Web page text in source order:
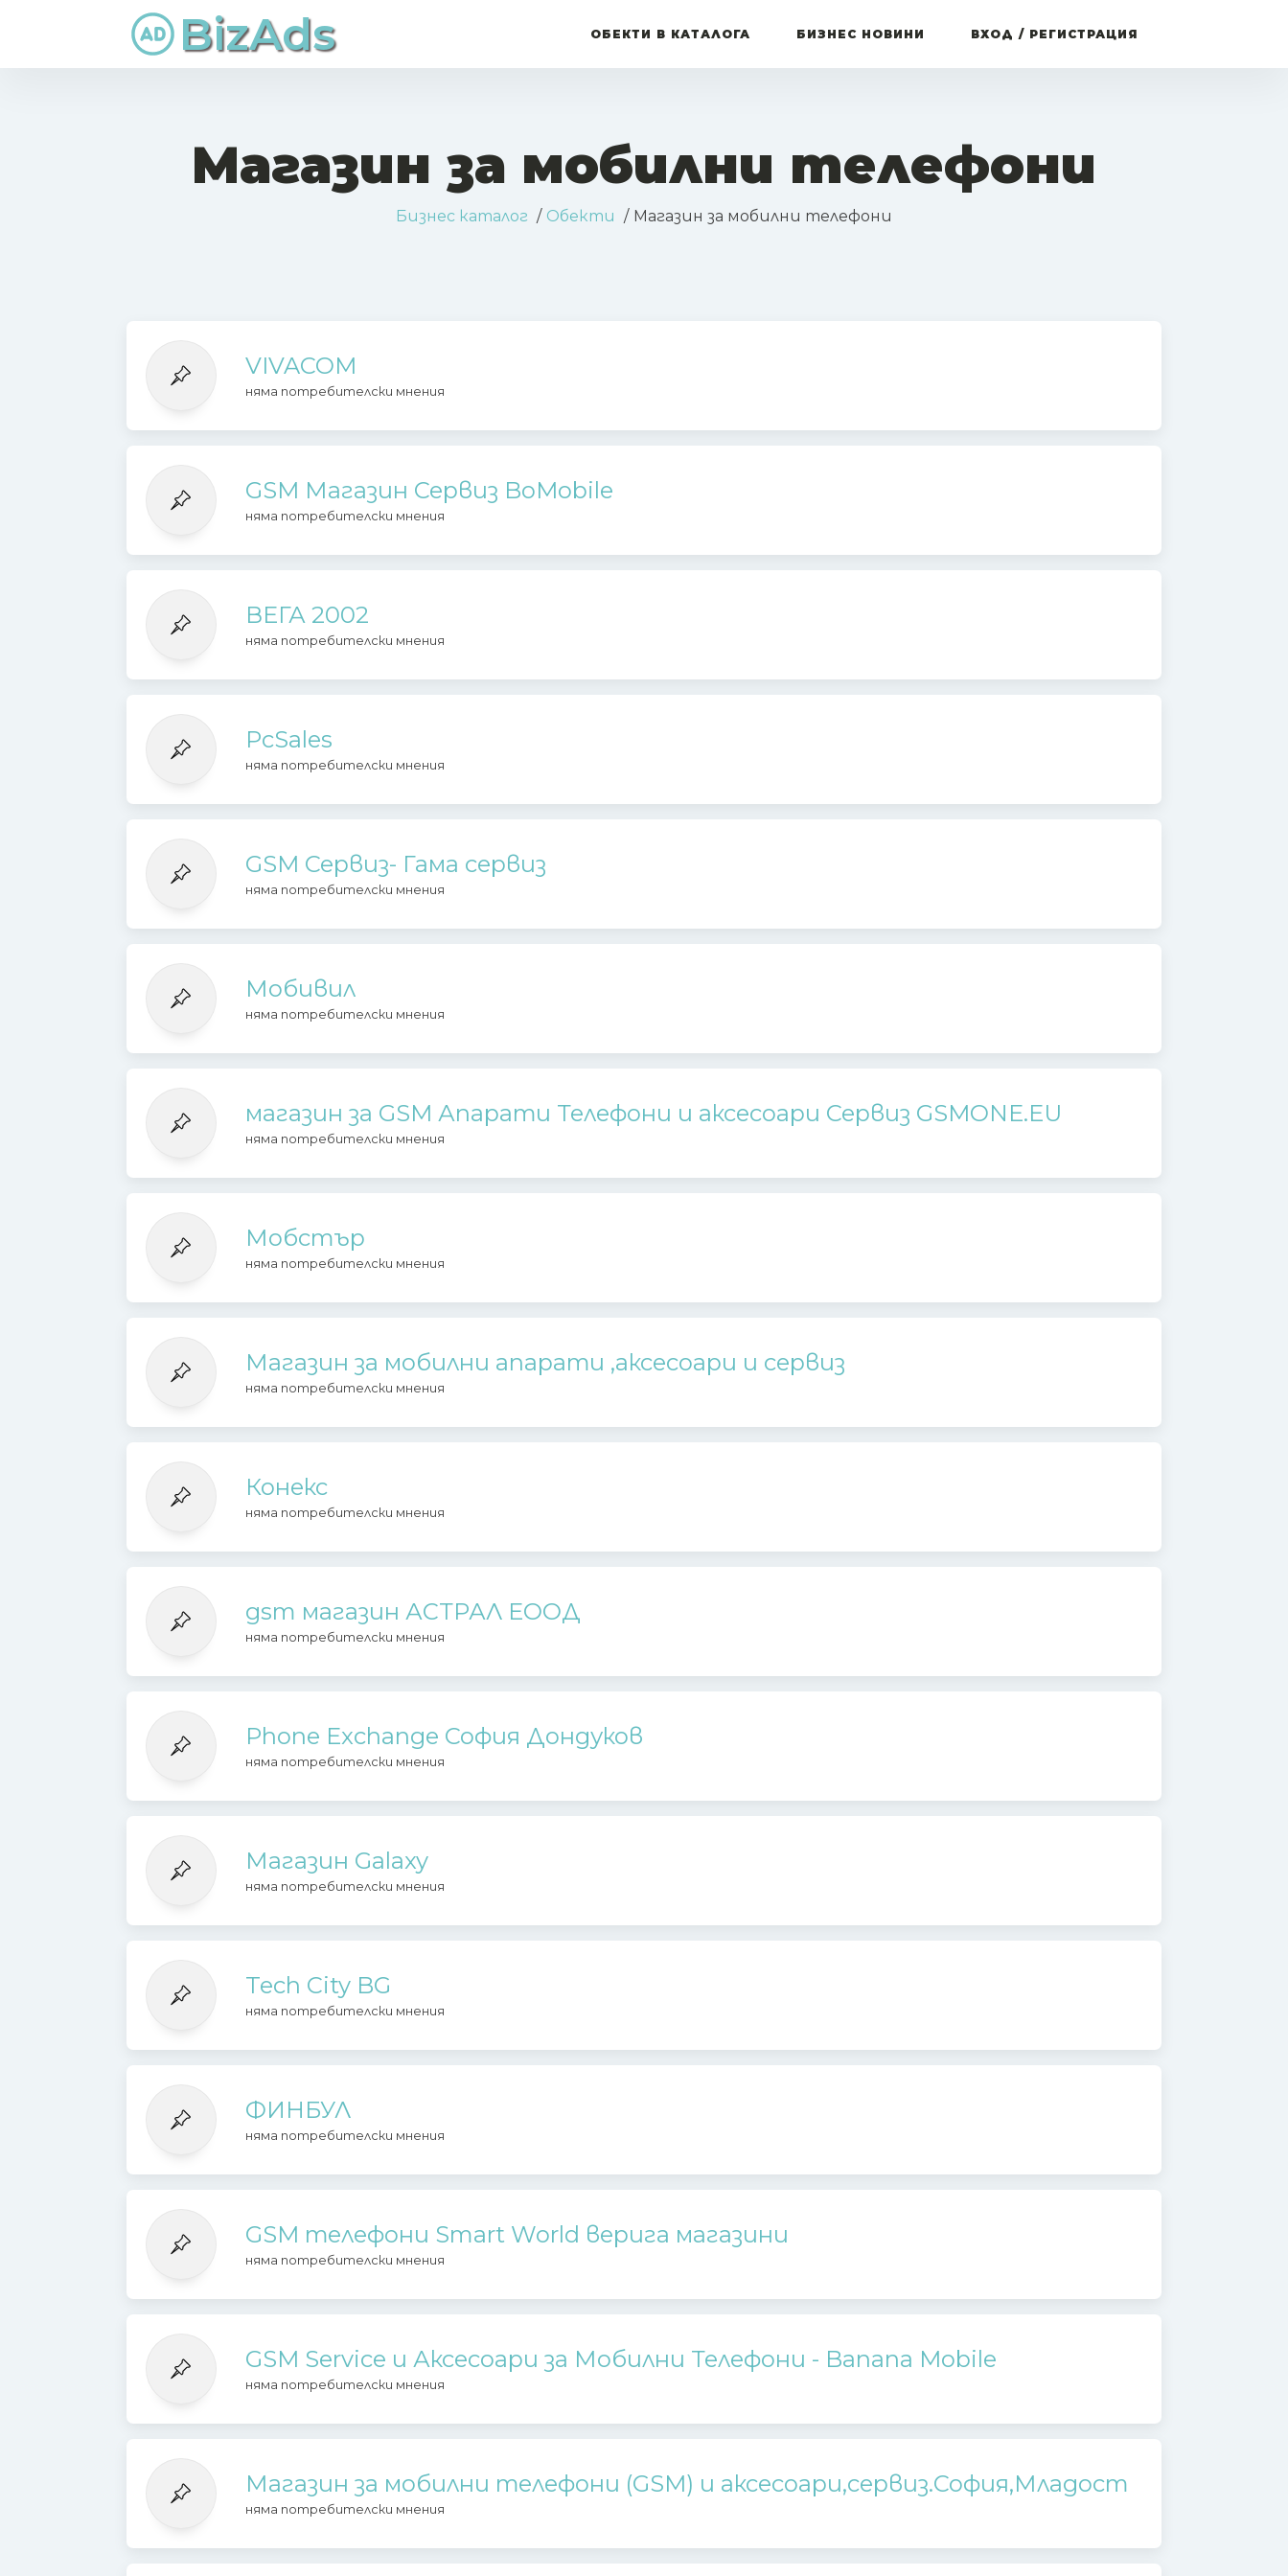
BizAds ОБЕКТИ В КАТАЛОГА БИЗНЕС НОВИНИ ВХОД / РЕГИСТРАЦИЯ
Магазин за мобилни телефони
Бизнес каталог Обекти Магазин за мобилни телефони
VIVACOM
няма потребителски мнения
GSM Магазин Сервиз BoMobile
няма потребителски мнения
ВЕГА 2002
няма потребителски мнения
PcSales
няма потребителски мнения
GSM Сервиз- Гама сервиз
няма потребителски мнения
Мобивил
няма потребителски мнения
магазин за GSM Апарати Телефони и аксесоари Сервиз GSMONE.EU
няма потребителски мнения
Мобстър
няма потребителски мнения
Магазин за мобилни апарати ,аксесоари и сервиз
няма потребителски мнения
Конекс
няма потребителски мнения
gsm магазин АСТРАЛ ЕООД
няма потребителски мнения
Phone Exchange София Дондуков
няма потребителски мнения
Магазин Galaxy
няма потребителски мнения
Tech City BG
няма потребителски мнения
ФИНБУЛ
няма потребителски мнения
GSM телефони Smart World верига магазини
няма потребителски мнения
GSM Service и Аксесоари за Мобилни Телефони - Banana Mobile
няма потребителски мнения
Магазин за мобилни телефони (GSM) и аксесоари,сервиз.София,Младост
няма потребителски мнения